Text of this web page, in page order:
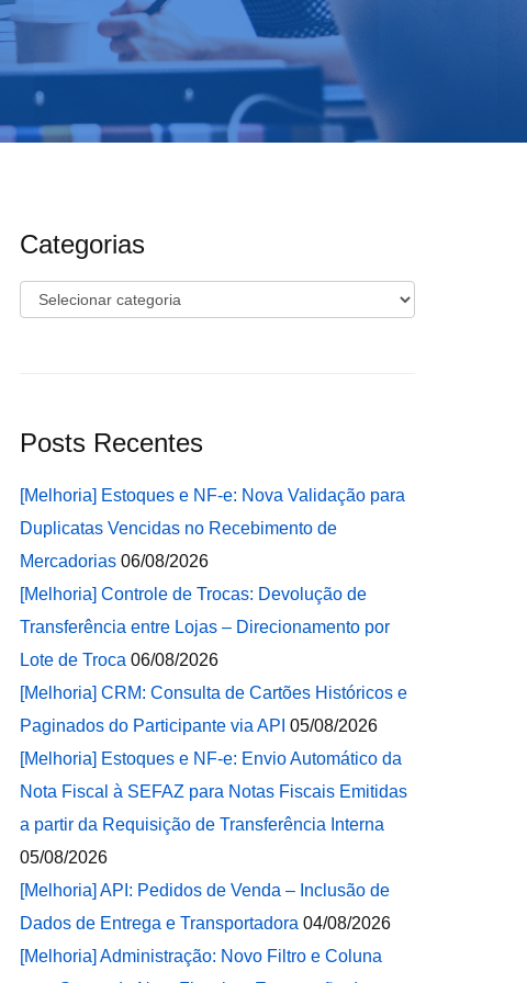
Categorias
Categorias
Posts Recentes
[Melhoria] Estoques e NF-e: Nova Validação para
Duplicatas Vencidas no Recebimento de
Mercadorias 06/08/2026
[Melhoria] Controle de Trocas: Devolução de
Transferência entre Lojas – Direcionamento por
Lote de Troca 06/08/2026
[Melhoria] CRM: Consulta de Cartões Históricos e
Paginados do Participante via API 05/08/2026
[Melhoria] Estoques e NF-e: Envio Automático da
Nota Fiscal à SEFAZ para Notas Fiscais Emitidas
a partir da Requisição de Transferência Interna
05/08/2026
[Melhoria] API: Pedidos de Venda – Inclusão de
Dados de Entrega e Transportadora 04/08/2026
[Melhoria] Administração: Novo Filtro e Coluna